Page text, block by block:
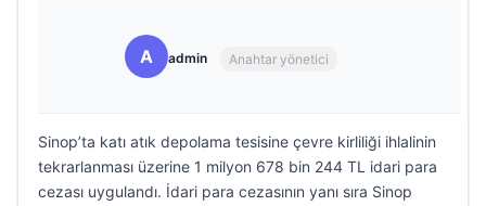
A admin Anahtar yönetici
Sinop’ta katı atık depolama tesisine çevre kirliliği ihlalinin
tekrarlanması üzerine 1 milyon 678 bin 244 TL idari para
cezası uygulandı. İdari para cezasının yanı sıra Sinop